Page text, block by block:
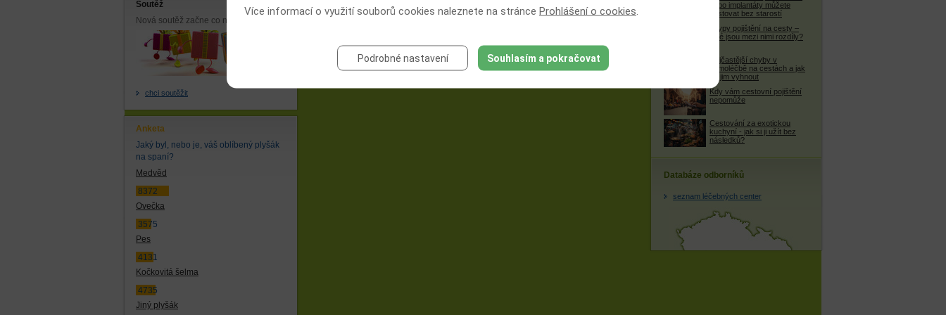
Soutěž
Nová soutěž začne co nejdříve.
chci soutěžit
Anketa
Jaký byl, nebo je, váš oblíbený plyšák
na spaní?
Medvěd
8372
Ovečka
3575
Pes
4131
Kočkovitá šelma
4735
Jiný plyšák
nebo implantáty můžete
cestovat bez starostí
4 typy pojištění na cesty –
jaké jsou mezi nimi rozdíly?
Nejčastější chyby v
samoléčbě na cestách a jak
se jim vyhnout
Kdy vám cestovní pojištění
nepomůže
Cestování za exotickou
kuchyní - jak si ji užít bez
následků?
Databáze odborníků
seznam léčebných center
Více informací o využití souborů cookies naleznete na stránce Prohlášení o cookies
Podrobné nastavení Souhlasím a pokračovat